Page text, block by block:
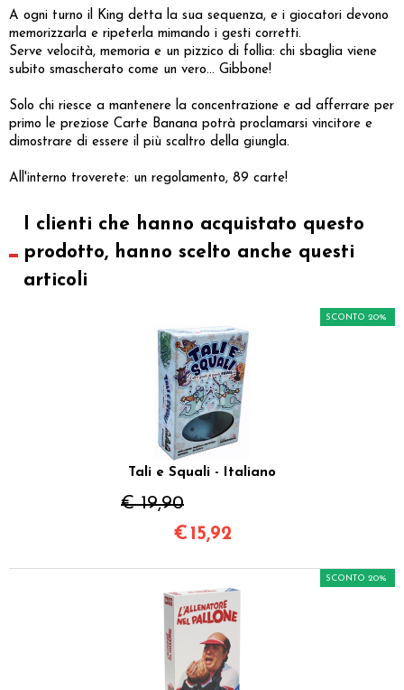
A ogni turno il King detta la sua sequenza, e i giocatori devono
memorizzarla e ripeterla mimando i gesti corretti.
Serve velocità, memoria e un pizzico di follia: chi sbaglia viene
subito smascherato come un vero... Gibbone!
Solo chi riesce a mantenere la concentrazione e ad afferrare per
primo le preziose Carte Banana potrà proclamarsi vincitore e
dimostrare di essere il più scaltro della giungla.
All'interno troverete: un regolamento, 89 carte!
I clienti che hanno acquistato questo
prodotto, hanno scelto anche questi
articoli
Tali e Squali - Italiano
€ 19,90
SCONTO 20%
€ 15,92
SCONTO 20%